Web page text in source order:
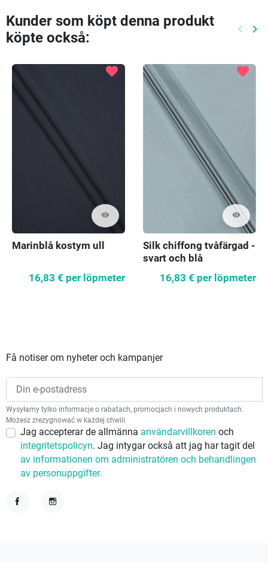
Kunder som köpt denna produkt
köpte också:
keyboard_arrow_left keyboard_arrow_right
visibility
favorite
Marinblå kostym ull
16,83 € per löpmeter
visibility
favorite
Silk chiffong tvåfärgad -
svart och blå
16,83 € per löpmeter
Få notiser om nyheter och kampanjer
Wysyłamy tylko informacje o rabatach, promocjach i nowych produktach.
Możesz zrezygnować w każdej chwili.
Jag accepterar de allmänna användarvillkoren och
integritetspolicyn. Jag intygar också att jag har tagit del
av informationen om administratören och behandlingen
av personuppgifter.